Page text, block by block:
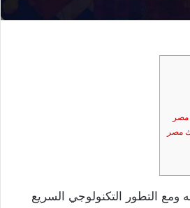
مصر
مصر
ومع التطور التكنولوجي السريع